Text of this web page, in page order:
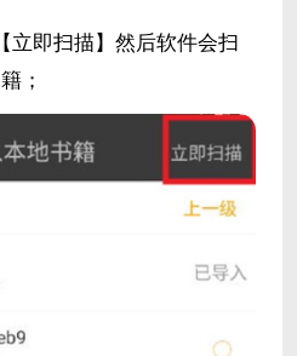
立即扫描】然后软件会扫
；